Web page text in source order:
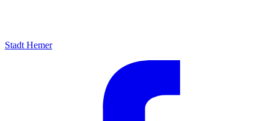
Stadt Hemer